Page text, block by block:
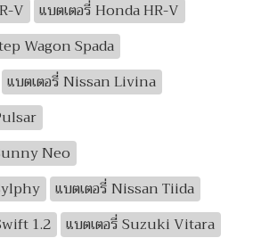
V
แบตเตอรี่ Honda HR-V
Wagon Spada
แบตเตอรี่ Nissan Livina
Neo
แบตเตอรี่ Nissan Tiida
1.2
แบตเตอรี่ Suzuki Vitara